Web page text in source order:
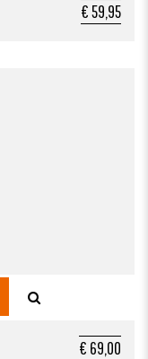
€ 59,95
€ 69,00